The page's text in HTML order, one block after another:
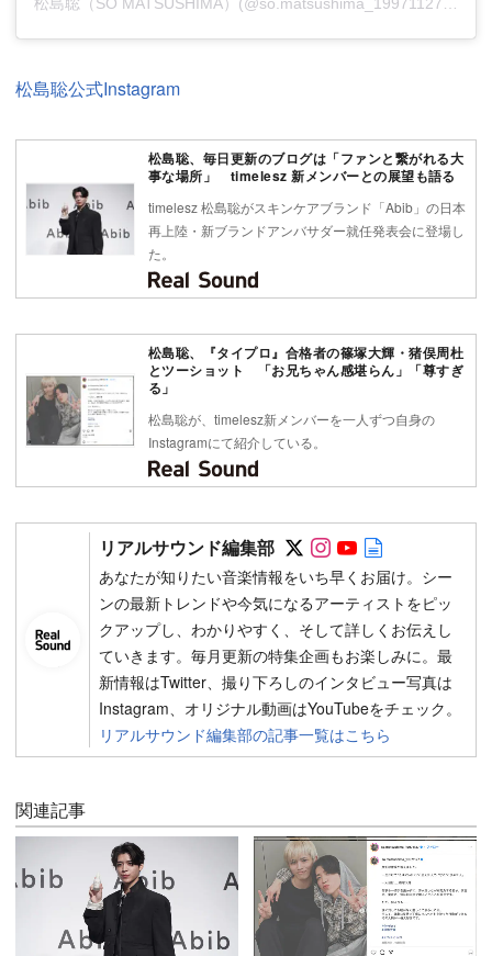
松島聡公式Instagram
松島聡、毎日更新のブログは「ファンと繋がれる大
事な場所」 timelesz 新メンバーとの展望も語る
timelesz 松島聡がスキンケアブランド「Abib」の日本
再上陸・新ブランドアンバサダー就任発表会に登場し
た。
松島聡、『タイプロ』合格者の篠塚大輝・猪俣周杜
とツーショット 「お兄ちゃん感堪らん」「尊すぎ
る」
松島聡が、timelesz新メンバーを一人ずつ自身の
Instagramにて紹介している。
リアルサウンド編集部 Follow on SNS
Follow on SNS
Follow on
あなたが知りたい音楽情報をいち早くお届け。シー
ンの最新トレンドや今気になるアーティストをピッ
クアップし、わかりやすく、そして詳しくお伝えし
ていきます。毎月更新の特集企画もお楽しみに。最
新情報はTwitter、撮り下ろしのインタビュー写真は
Instagram、オリジナル動画はYouTubeをチェック。
リアルサウンド編集部の記事一覧はこちら
関連記事